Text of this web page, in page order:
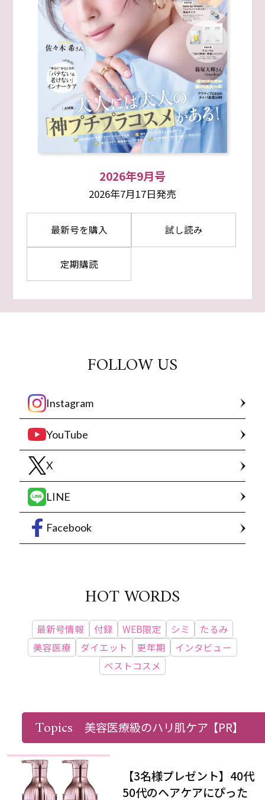
2026年9月号
2026年7月17日発売
最新号を購入 試し読み
定期購読
FOLLOW US
Instagram
YouTube
X
LINE
Facebook
HOT WORDS
最新号情報 付録 WEB限定 シミ
たるみ
美容医療
ダイエット 更年期
インタビュー
ベストコスメ
PRESENT & EVENT
【3名様プレゼント】40代
50代のヘアケアにぴった
Topics 美容医療級のハリ肌ケア【PR】